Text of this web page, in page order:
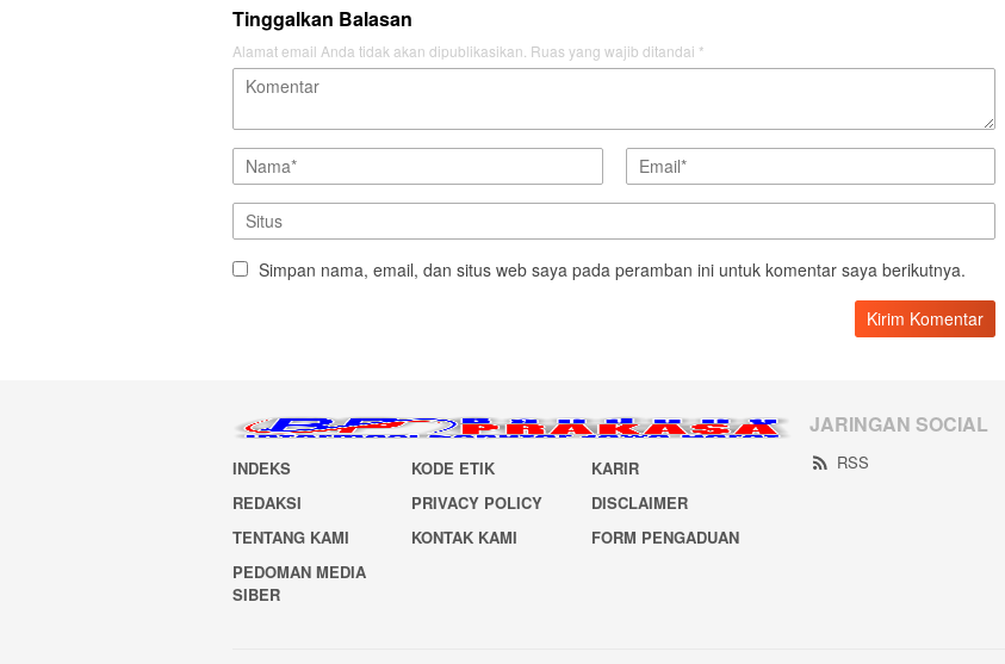
Tinggalkan Balasan
Alamat email Anda tidak akan dipublikasikan. Ruas yang wajib ditandai *
Simpan nama, email, dan situs web saya pada peramban ini untuk komentar saya berikutnya.
INDEKS KODE ETIK
KARIR
REDAKSI
PRIVACY POLICY
DISCLAIMER
TENTANG KAMI
KONTAK KAMI
FORM PENGADUAN
PEDOMAN MEDIA
SIBER
JARINGAN SOCIAL
RSS